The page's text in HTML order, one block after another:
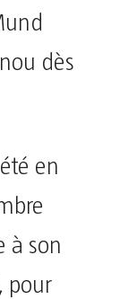
dès
en
à son
pour